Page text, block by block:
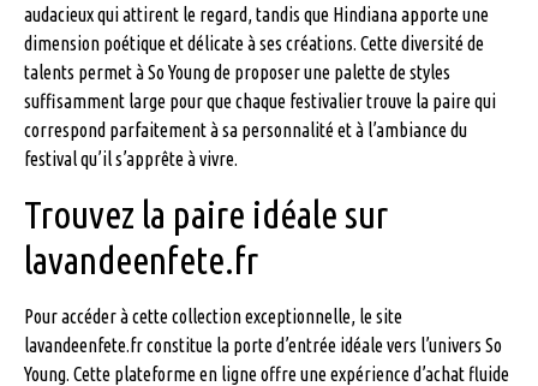
audacieux qui attirent le regard, tandis que Hindiana apporte une
dimension poétique et délicate à ses créations. Cette diversité de
talents permet à So Young de proposer une palette de styles
suffisamment large pour que chaque festivalier trouve la paire qui
correspond parfaitement à sa personnalité et à l’ambiance du
festival qu’il s’apprête à vivre.
Trouvez la paire idéale sur
lavandeenfete.fr
Pour accéder à cette collection exceptionnelle, le site
lavandeenfete.fr constitue la porte d’entrée idéale vers l’univers So
Young. Cette plateforme en ligne offre une expérience d’achat fluide